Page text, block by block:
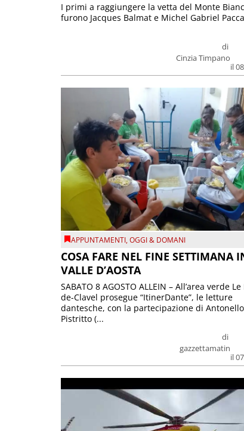
di
Cinzia Timpano
il
I primi a raggiungere la vetta del Monte
furono Jacques Balmat e Michel Gabriel
APPUNTAMENTI,OGGI & DOMANI
COSA FARE NEL FINE SETTIMANA
VALLE D’AOSTA
di
gazzettamatin
il
SABATO 8 AGOSTO ALLEIN – All’area verde Le
de-Clavel prosegue “ItinerDante”, le letture
dantesche, con la partecipazione di Antonello
Pistritto (...